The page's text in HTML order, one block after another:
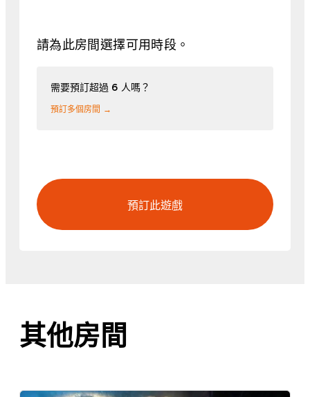
請為此房間選擇可用時段。
需要預訂超過 6 人嗎？
預訂多個房間 →
預訂此遊戲
其他房間